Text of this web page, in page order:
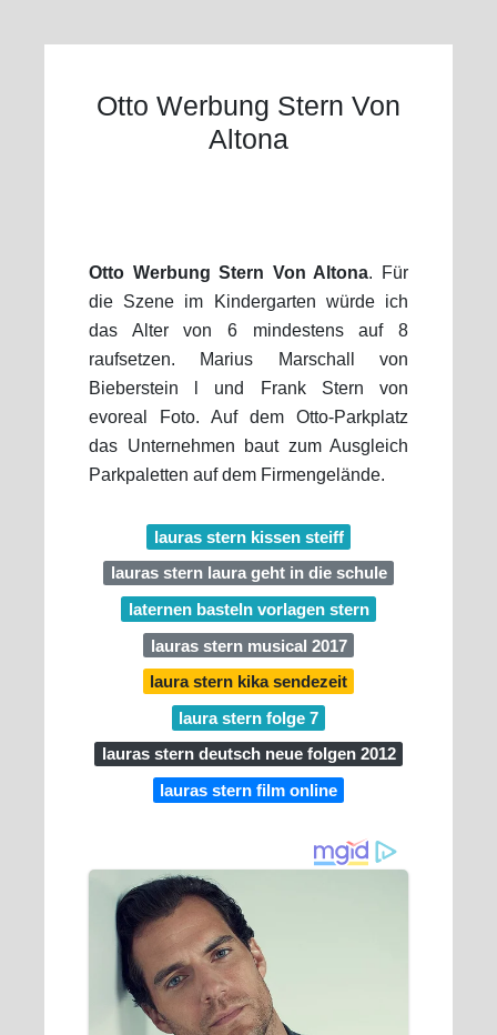
Otto Werbung Stern Von
Altona
Otto Werbung Stern Von Altona. Für
die Szene im Kindergarten würde ich
das Alter von 6 mindestens auf 8
raufsetzen. Marius Marschall von
Bieberstein l und Frank Stern von
evoreal Foto. Auf dem Otto-Parkplatz
das Unternehmen baut zum Ausgleich
Parkpaletten auf dem Firmengelände.
lauras stern kissen steiff
lauras stern laura geht in die schule
laternen basteln vorlagen stern
lauras stern musical 2017
laura stern kika sendezeit
laura stern folge 7
lauras stern deutsch neue folgen 2012
lauras stern film online